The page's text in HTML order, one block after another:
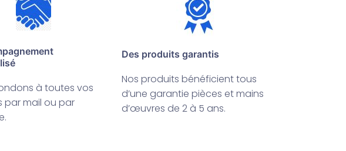
à toutes vos
par mail ou par
Des produits garantis
Nos produits bénéficient tous
d’une garantie pièces et mains
d’œuvres de 2 à 5 ans.